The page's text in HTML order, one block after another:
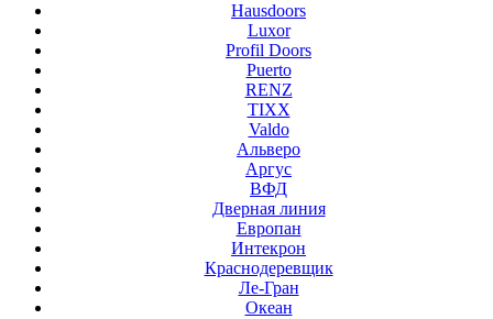
Hausdoors
Luxor
Profil Doors
Puerto
RENZ
TIXX
Valdo
Альверо
Аргус
ВФД
Дверная линия
Европан
Интекрон
Краснодеревщик
Ле-Гран
Океан